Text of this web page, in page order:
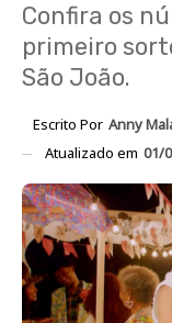
Confira os
primeiro
São João.
Escrito Por Anny
Atualizado em 01/